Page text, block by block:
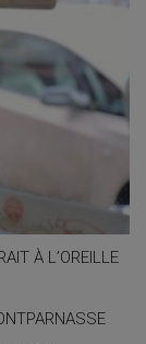
À L’OREILLE